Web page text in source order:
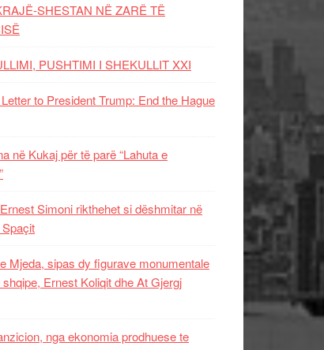
SHESTAN NË ZARË TË
PUSHTIMI I SHEKULLIT XXI
Letter to President Trump: End the Hague
në Kukaj për të parë “Lahuta e
Simoni rikthehet si dëshmitar në
Mjeda, sipas dy figurave monumentale
Ernest Koliqit dhe At Gjergj
nga ekonomia prodhuese te